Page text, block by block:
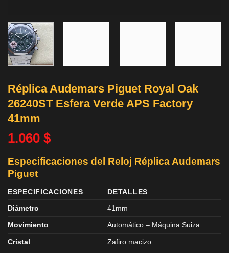
Réplica Audemars Piguet Royal Oak
26240ST Esfera Verde APS Factory
41mm
1.060 $
Especificaciones del Reloj Réplica Audemars
Piguet
ESPECIFICACIONES
DETALLES
Diámetro
41mm
Movimiento Automático – Máquina Suiza
Cristal Zafiro macizo